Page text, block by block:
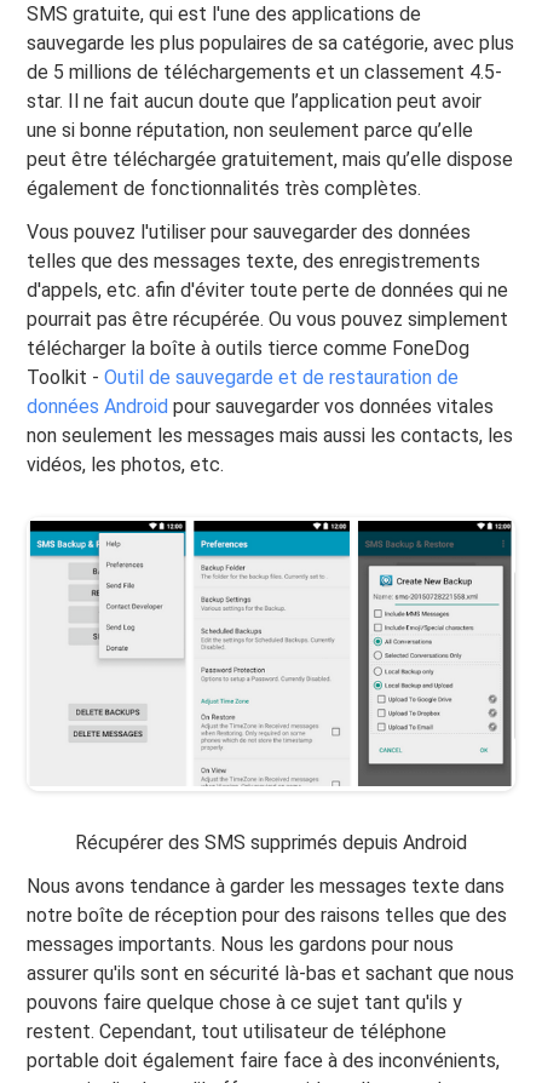
SMS gratuite, qui est l'une des applications de
sauvegarde les plus populaires de sa catégorie, avec plus
de 5 millions de téléchargements et un classement 4.5-
star. Il ne fait aucun doute que l’application peut avoir
une si bonne réputation, non seulement parce qu’elle
peut être téléchargée gratuitement, mais qu’elle dispose
également de fonctionnalités très complètes.
Vous pouvez l'utiliser pour sauvegarder des données
telles que des messages texte, des enregistrements
d'appels, etc. afin d'éviter toute perte de données qui ne
pourrait pas être récupérée. Ou vous pouvez simplement
télécharger la boîte à outils tierce comme FoneDog
Toolkit -Outil de sauvegarde et de restauration de
données Android pour sauvegarder vos données vitales
non seulement les messages mais aussi les contacts, les
vidéos, les photos, etc.
Récupérer des SMS supprimés depuis Android
Nous avons tendance à garder les messages texte dans
notre boîte de réception pour des raisons telles que des
messages importants. Nous les gardons pour nous
assurer qu'ils sont en sécurité là-bas et sachant que nous
pouvons faire quelque chose à ce sujet tant qu'ils y
restent. Cependant, tout utilisateur de téléphone
portable doit également faire face à des inconvénients,